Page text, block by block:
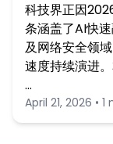
科技界正因
条涵盖了AI快
及网络安全领
速度持续演进
…
April 21, 2026 •